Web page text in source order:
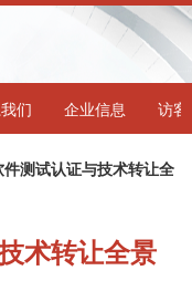
们 企业信息 访客
件测试认证与技术转让全
术转让全景